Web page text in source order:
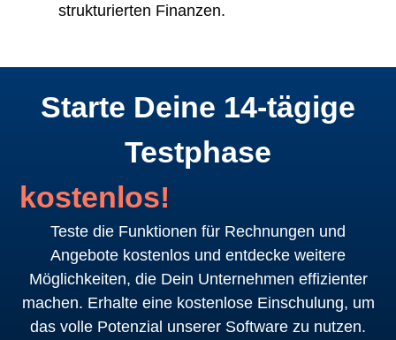
strukturierten Finanzen.
Starte Deine 14-tägige
Testphase
kostenlos!
Teste die Funktionen für Rechnungen und
Angebote kostenlos und entdecke weitere
Möglichkeiten, die Dein Unternehmen effizienter
machen. Erhalte eine kostenlose Einschulung, um
das volle Potenzial unserer Software zu nutzen.